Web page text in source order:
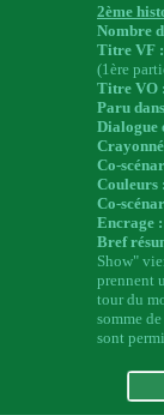
2ème
Nombre
Titre VF
(1ère
Titre VO
Paru
Dialogue
Co-
Couleurs
Co-
Encrage :
Bref
Show"
prennent
tour du
somme
sont